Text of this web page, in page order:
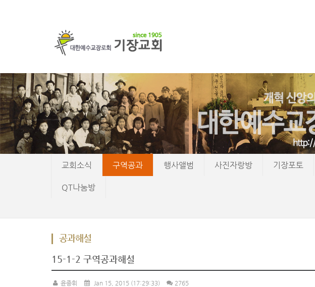
교회소식 구역공과 행사앨범 사진자랑방 기장포토
QT나눔방
공과해설
15-1-2 구역공과해설
윤종휘 Jan 15, 2015 (17:29:33) 2765